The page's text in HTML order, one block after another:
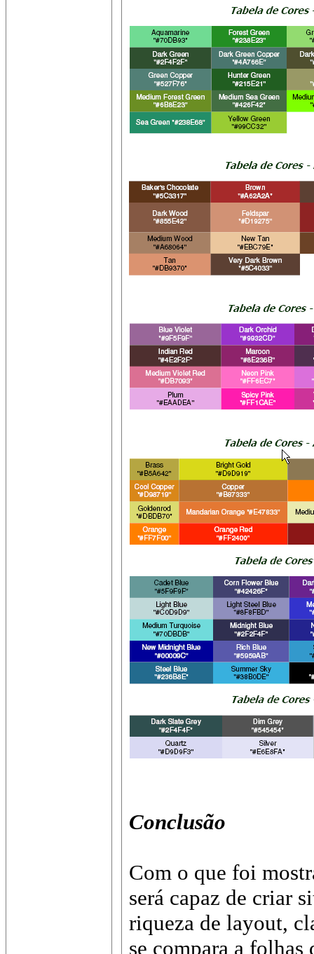
Conclusão
Com o que foi
será capaz de criar
riqueza de layout,
se compara a